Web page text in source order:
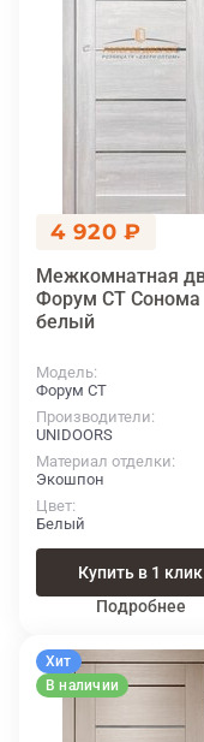
4 920 ₽
Межкомнатная
Форум СТ Сонома
белый
Модель
Форум СТ
Производители
UNIDOORS
Материал отделки
Экошпон
Цвет
Белый
Купить в 1 клик
Подробнее
Хит
В наличии